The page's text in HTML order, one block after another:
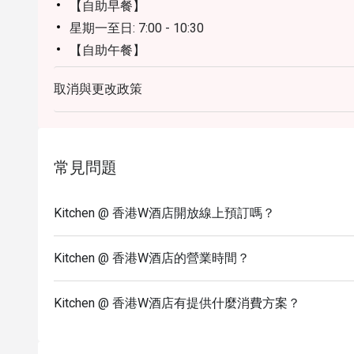
【自助早餐】
星期一至日: 7:00 - 10:30
【自助午餐】
星期一至日: 12:00 - 14:30
【自助晚餐】
星期一至四: 18:00 - 22:00
查詢: 852 3717 2299 | kitchen.hk@whotels.com
1. 自助餐價格及時段只適用至2026年7月31日
3. 10% 服務費以原價為準
5. 此優惠只適用於堂食，不包括特別菜單，不可與
取消與更改政策
常見問題
Kitchen @ 香港W酒店開放線上預訂嗎？
Kitchen @ 香港W酒店的營業時間？
Kitchen @ 香港W酒店有提供什麼消費方案？